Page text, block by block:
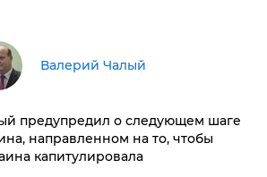
Валерий Чалый
предупредил о следующем шаге
направленном на то, чтобы
капитулировала